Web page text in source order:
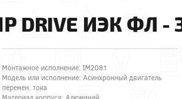
DRIVE ИЭК ФЛ -
Монтажное исполнение: IM2081
Модель или исполнение: Асинхронный двигатель
перемен. тока